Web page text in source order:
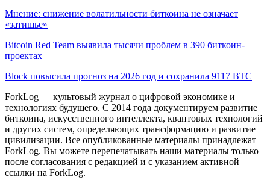
Мнение: снижение волатильности биткоина не означает
«затишье»
Bitcoin Red Team выявила тысячи проблем в 390 биткоин-
проектах
Block повысила прогноз на 2026 год и сохранила 9117 BTC
ForkLog — культовый журнал о цифровой экономике и
технологиях будущего. С 2014 года документируем развитие
биткоина, искусственного интеллекта, квантовых технологий
и других систем, определяющих трансформацию и развитие
цивилизации. Все опубликованные материалы принадлежат
ForkLog. Вы можете перепечатывать наши материалы только
после согласования с редакцией и с указанием активной
ссылки на ForkLog.